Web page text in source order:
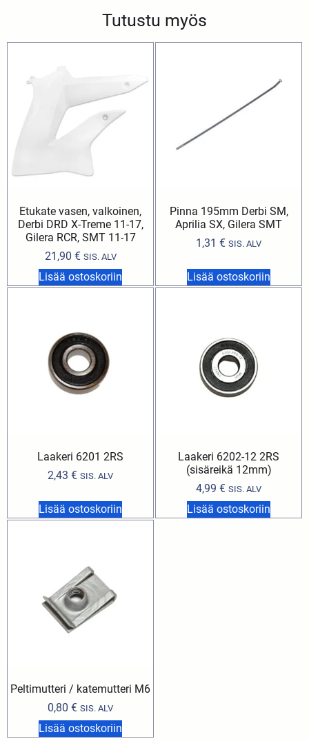
Tutustu myös
Etukate vasen, valkoinen,
Derbi DRD X-Treme 11-17,
Gilera RCR, SMT 11-17
21,90 € SIS. ALV
Lisää ostoskoriin
Pinna 195mm Derbi SM,
Aprilia SX, Gilera SMT
1,31 € SIS. ALV
Lisää ostoskoriin
Laakeri 6201 2RS
2,43 € SIS. ALV
Lisää ostoskoriin
Laakeri 6202-12 2RS
(sisäreikä 12mm)
4,99 € SIS. ALV
Lisää ostoskoriin
Peltimutteri / katemutteri M6
0,80 € SIS. ALV
Lisää ostoskoriin